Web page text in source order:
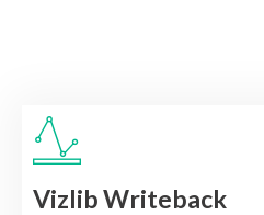
Vizlib Writeback